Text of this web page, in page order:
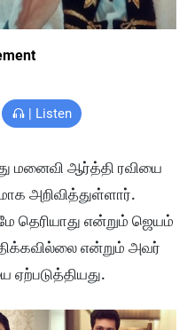
| Listen
மனைவி ஆர்த்தி ரவியை
அறிவித்துள்ளார்.
தெரியாது என்றும் ஜெயம்
என்றும் அவர்
ஏற்படுத்தியது.